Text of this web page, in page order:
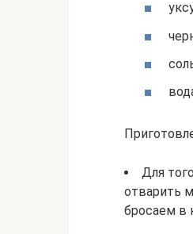
Для
отварить
бросаем в